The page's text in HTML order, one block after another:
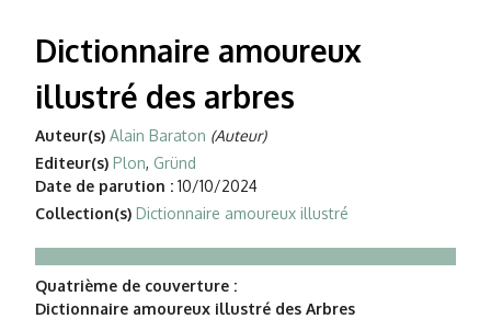
Dictionnaire amoureux
illustré des arbres
Auteur(s) Alain Baraton (Auteur)
Editeur(s) Plon, Gründ
Date de parution : 10/10/2024
Collection(s) Dictionnaire amoureux illustré
Quatrième de couverture :
Dictionnaire amoureux illustré des Arbres